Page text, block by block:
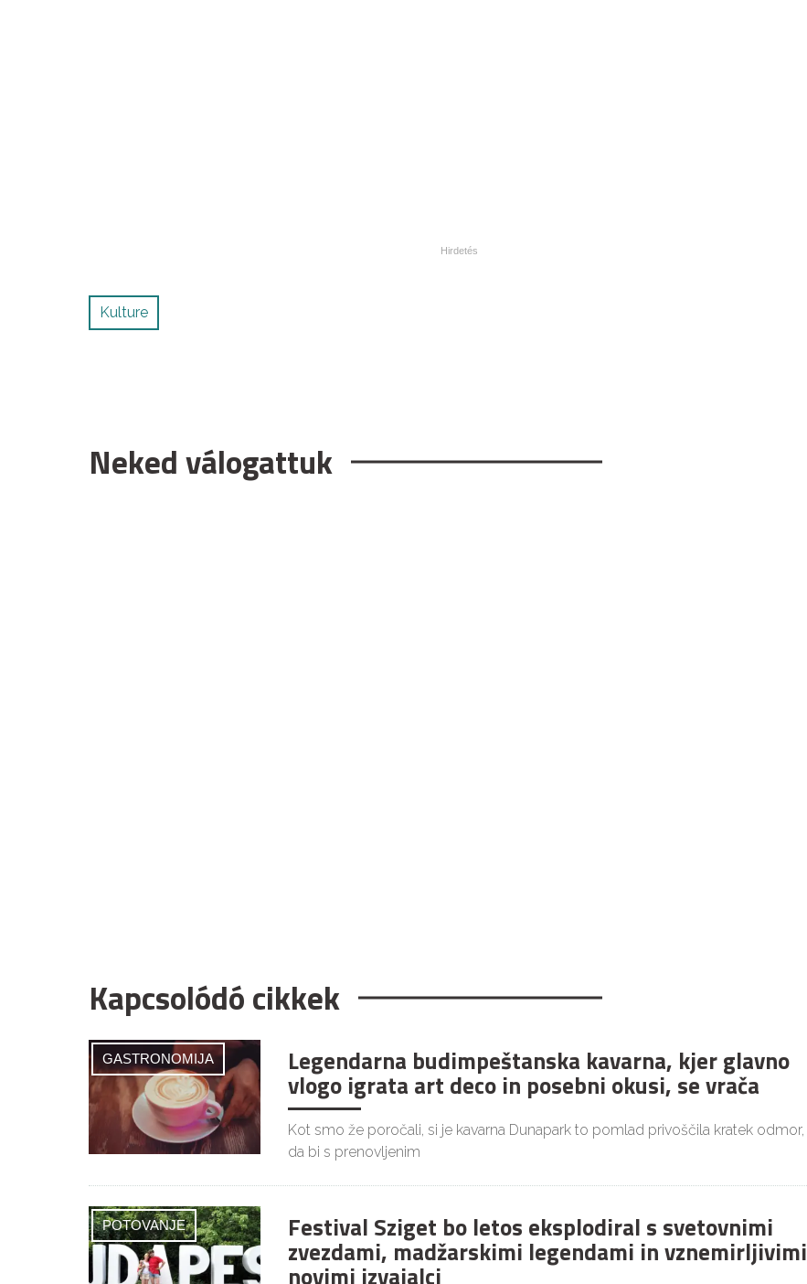
Kulture
Neked válogattuk
Kapcsolódó cikkek
GASTRONOMIJA Legendarna budimpeštanska kavarna, kjer glavno
vlogo igrata art deco in posebni okusi, se vrača
Kot smo že poročali, si je kavarna Dunapark to pomlad privoščila kratek odmor,
da bi s prenovljenim
POTOVANJE Festival Sziget bo letos eksplodiral s svetovnimi
zvezdami, madžarskimi legendami in vznemirljivimi
novimi izvajalci